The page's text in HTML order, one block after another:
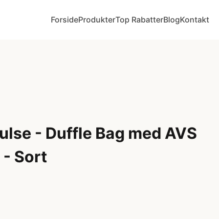
ForsideProdukterTop RabatterBlogKontakt
- Duffle Bag med AVS
- Sort